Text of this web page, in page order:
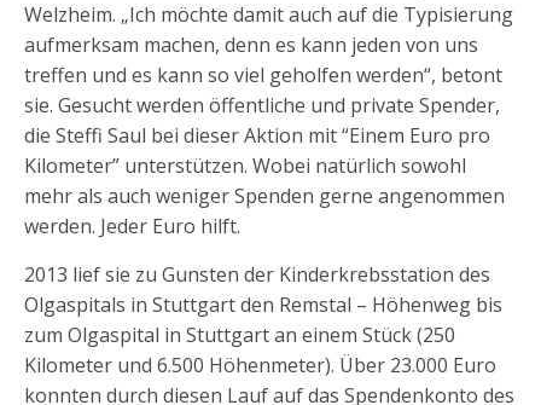
Welzheim. „Ich möchte damit auch auf die Typisierung
aufmerksam machen, denn es kann jeden von uns
treffen und es kann so viel geholfen werden“, betont
sie. Gesucht werden öffentliche und private Spender,
die Steffi Saul bei dieser Aktion mit “Einem Euro pro
Kilometer” unterstützen. Wobei natürlich sowohl
mehr als auch weniger Spenden gerne angenommen
werden. Jeder Euro hilft.
2013 lief sie zu Gunsten der Kinderkrebsstation des
Olgaspitals in Stuttgart den Remstal – Höhenweg bis
zum Olgaspital in Stuttgart an einem Stück (250
Kilometer und 6.500 Höhenmeter). Über 23.000 Euro
konnten durch diesen Lauf auf das Spendenkonto des